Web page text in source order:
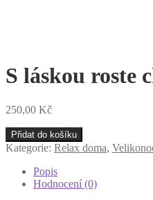
S láskou roste
250,00 Kč
láskou
chuť
Přidat do košíku
Kategorie: Relax doma,
Popis
Hodnocení (0)